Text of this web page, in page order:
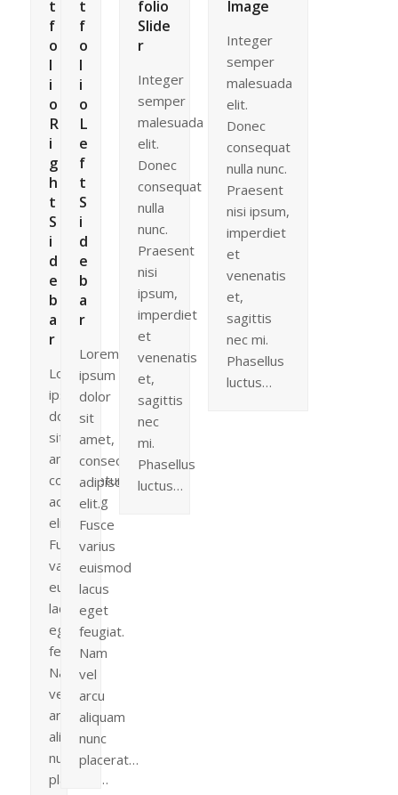
t
f
o
l
i
o
R
i
g
h
t
S
i
d
e
b
a
r
Lorem
ipsum
dolor
sit
amet,
consectetur
adipiscing
elit.
Fusce
varius
euismod
lacus
eget
feugiat.
Nam
vel
arcu
aliquam
nunc
placerat…
t
f
o
l
i
o
L
e
f
t
S
i
d
e
b
a
r
Lorem
ipsum
dolor
sit
amet,
consectetur
adipiscing
elit.
Fusce
varius
euismod
lacus
eget
feugiat.
Nam
vel
arcu
aliquam
nunc
placerat…
folio
Slide
r
Integer
semper
malesuada
elit.
Donec
consequat
nulla
nunc.
Praesent
nisi
ipsum,
imperdiet
et
venenatis
et,
sagittis
nec
mi.
Phasellus
luctus…
Image
Integer
semper
malesuada
elit.
Donec
consequat
nulla nunc.
Praesent
nisi ipsum,
imperdiet
et
venenatis
et,
sagittis
nec mi.
Phasellus
luctus…